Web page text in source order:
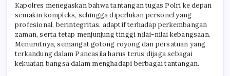
Kapolres menegaskan bahwa tantangan tugas Polri ke depan
semakin kompleks, sehingga diperlukan personel yang
profesional, berintegritas, adaptif terhadap perkembangan
zaman, serta tetap menjunjung tinggi nilai-nilai kebangsaan.
Menurutnya, semangat gotong royong dan persatuan yang
terkandung dalam Pancasila harus terus dijaga sebagai
kekuatan bangsa dalam menghadapi berbagai tantangan.